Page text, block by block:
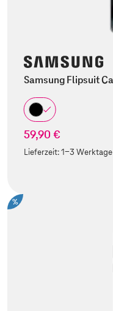
Samsung Flipsuit
59,90 €
Lieferzeit:1-3 Werktage
%